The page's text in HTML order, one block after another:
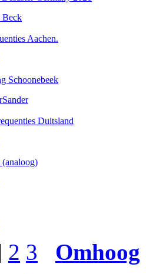
Beck
Aachen.
Schoonebeek
Duitsland
(analoog)
2 3
Omhoog